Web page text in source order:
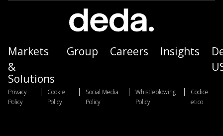
Markets
&
Solutions
Group Careers Insights
Privacy
Policy
| Cookie
Policy
| Social Media
Policy
| Whistleblowing
Policy
| Codice
etico